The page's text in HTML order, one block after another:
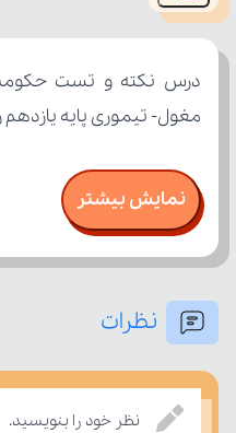
مغول- تیموری پایه
نمایش بیشتر
نظرات
نظر خود را بنویسید.